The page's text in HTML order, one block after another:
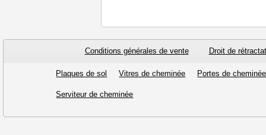
Conditions générales de vente Droit de
Plaques de sol Vitres de cheminée Portes de cheminée
Serviteur de cheminée